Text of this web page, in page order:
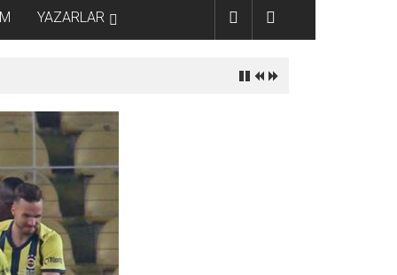
YAZARLAR